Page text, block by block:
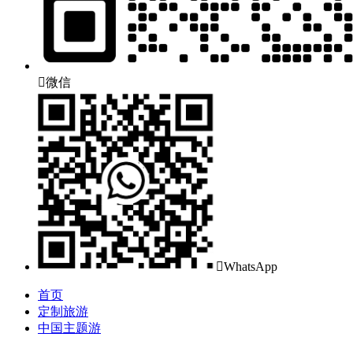
微信
WhatsApp
首页
定制旅游
中国主题游